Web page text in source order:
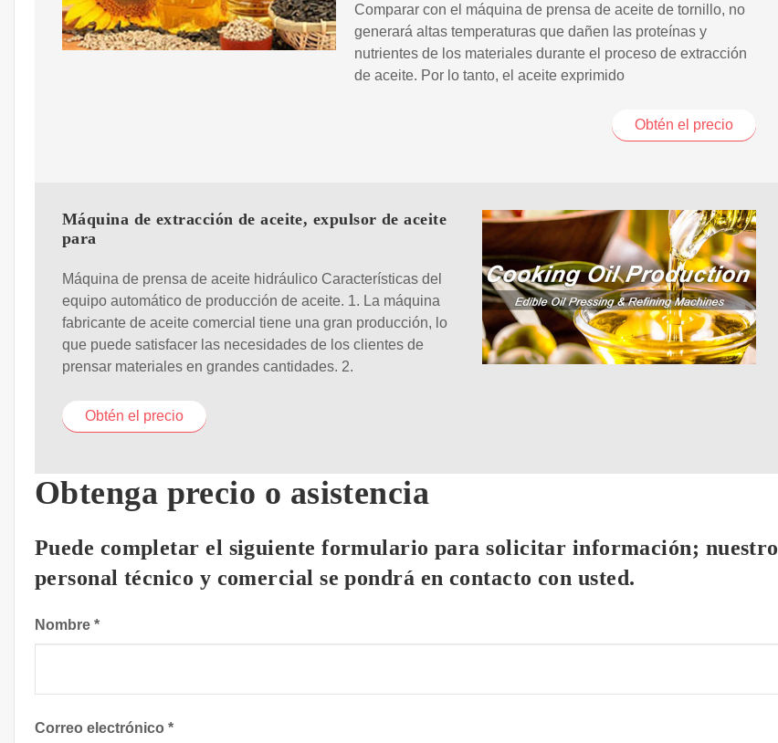
Comparar con el máquina de prensa de aceite de tornillo, no
generará altas temperaturas que dañen las proteínas y
nutrientes de los materiales durante el proceso de extracción
de aceite. Por lo tanto, el aceite exprimido
Obtén el precio
Máquina de extracción de aceite, expulsor de aceite
para
Máquina de prensa de aceite hidráulico Características del
equipo automático de producción de aceite. 1. La máquina
fabricante de aceite comercial tiene una gran producción, lo
que puede satisfacer las necesidades de los clientes de
prensar materiales en grandes cantidades. 2.
Obtén el precio
Obtenga precio o asistencia
Puede completar el siguiente formulario para solicitar información; nuestro
personal técnico y comercial se pondrá en contacto con usted.
Nombre *
Correo electrónico *